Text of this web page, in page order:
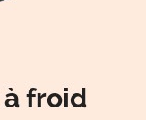
froid